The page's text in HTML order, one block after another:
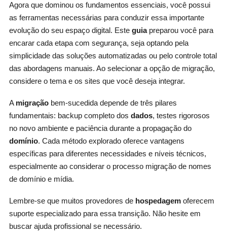
Agora que dominou os fundamentos essenciais, você possui
as ferramentas necessárias para conduzir essa importante
evolução do seu espaço digital. Este guiapreparou você para
encarar cada etapa com segurança, seja optando pela
simplicidade das soluções automatizadas ou pelo controle total
das abordagens manuais. Ao selecionar a opção de migração,
considere o tema e os sites que você deseja integrar.
A migraçãobem-sucedida depende de três pilares
fundamentais: backup completo dos dados, testes rigorosos
no novo ambiente e paciência durante a propagação do
domínio. Cada método explorado oferece vantagens
específicas para diferentes necessidades e níveis técnicos,
especialmente ao considerar o processo migração de nomes
de domínio e mídia.
Lembre-se que muitos provedores de hospedagemoferecem
suporte especializado para essa transição. Não hesite em
buscar ajuda profissional se necessário.